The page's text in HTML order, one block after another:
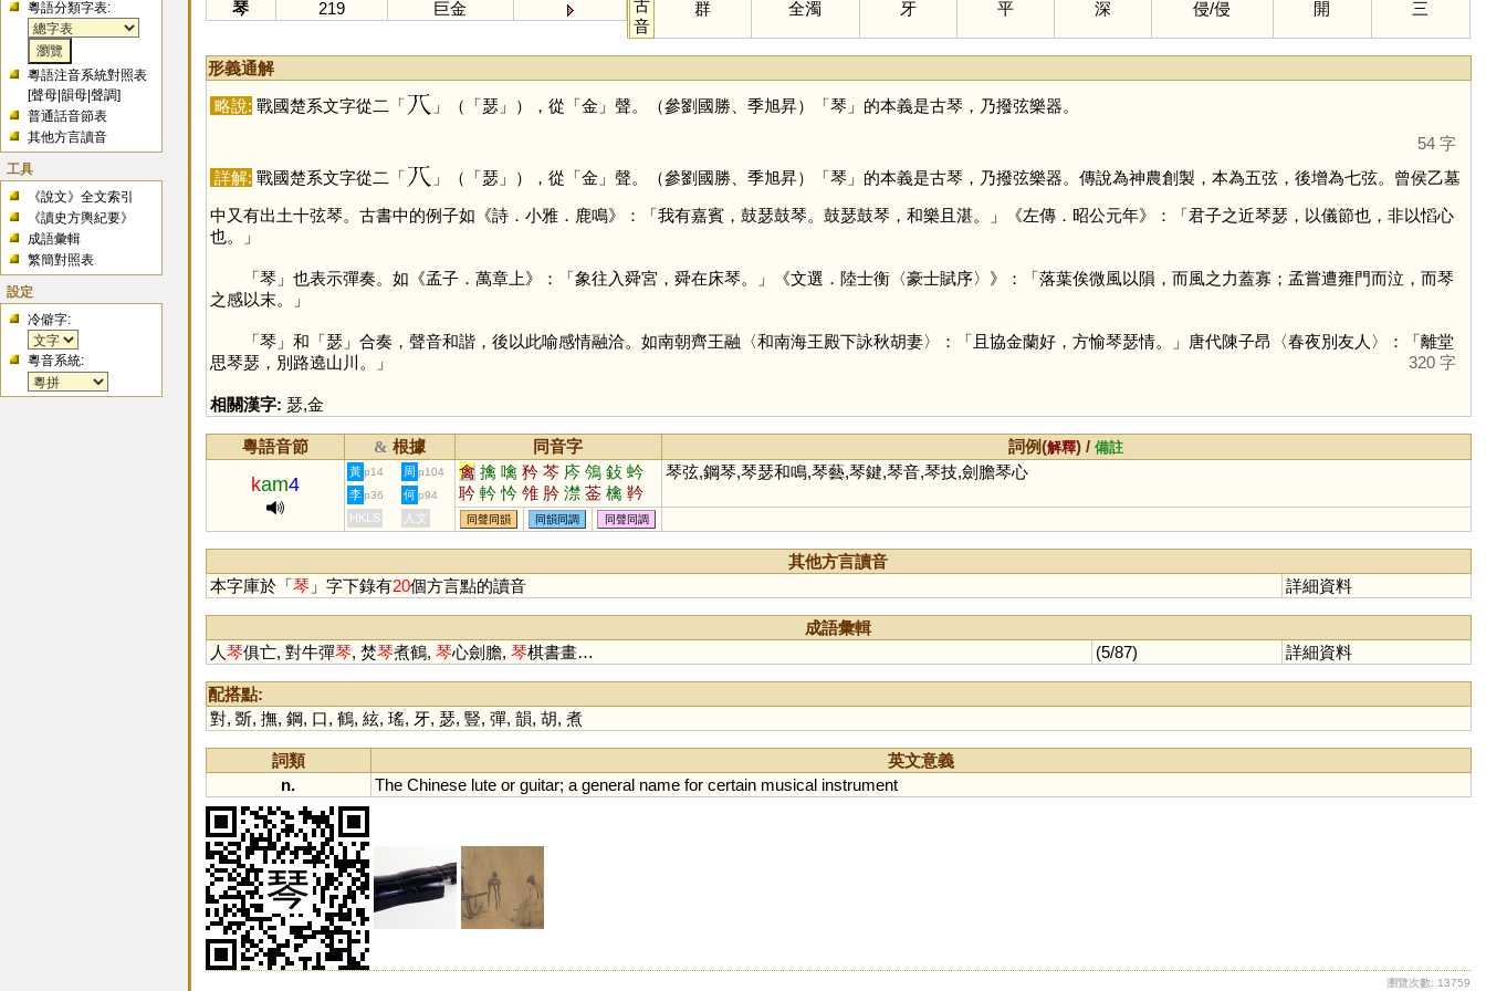
粵語分類字表:
粵語注音系統對照表
[聲母 |韻母 |聲調]
普通話音節表
其他方言讀音
工具
《說文》全文索引
《讀史方輿紀要》
成語彙輯
繁簡對照表
設定
冷僻字:
粵音系統:
琴 219 巨金
古
音
群 全濁 牙 平 深 侵/侵 開 三
形義通解
略說: 戰國楚系文字從二「 」（「瑟 」），從「金 」聲。（參劉國勝、季旭昇）「琴 」的本義是古琴，乃撥弦樂器。
54 字
詳解: 戰國楚系文字從二「 」（「瑟 」），從「金 」聲。（參劉國勝、季旭昇）「琴 」的本義是古琴，乃撥弦樂器。傳說為神農創製，本為五弦，後增為七弦。曾侯乙墓
中又有出土十弦琴。古書中的例子如《詩．小雅．鹿鳴》：「我有嘉賓，鼓瑟鼓琴。鼓瑟鼓琴，和樂且湛。」《左傳．昭公元年》：「君子之近琴瑟，以儀節也，非以慆心
也。」
「琴 」也表示彈奏。如《孟子．萬章上》：「象往入舜宮，舜在床琴。」《文選．陸士衡〈豪士賦序〉》：「落葉俟微風以隕，而風之力蓋寡；孟嘗遭雍門而泣，而琴
之感以末。」
「琴 」和「瑟 」合奏，聲音和諧，後以此喻感情融洽。如南朝齊王融〈和南海王殿下詠秋胡妻〉：「且協金蘭好，方愉琴瑟情。」唐代陳子昂〈春夜別友人〉：「離堂
思琴瑟，別路遶山川。」
320 字
相關漢字: 瑟,金
粵語音節 & 根據 同音字 詞例(解釋) /備註
kam4
黃 p14 周 p104 禽 擒 噙 矜 芩 庈 鳹 鈙 蚙
耹 軡 忴 雂 肣 澿 菳 檎 靲
琴弦,鋼琴,琴瑟和鳴,琴藝,琴鍵,琴音,琴技,劍膽琴心
李 p36 何 p94
HKLS 人文 同聲同韻 同韻同調 同聲同調
其他方言讀音
本字庫於「琴 」字下錄有20個方言點的讀音 詳細資料
成語彙輯
人琴俱亡, 對牛彈琴, 焚琴煮鶴, 琴心劍膽, 琴棋書畫… (5/87) 詳細資料
配搭點:
對, 斲, 撫, 鋼, 口, 鶴, 絃, 瑤, 牙, 瑟, 豎, 彈, 韻, 胡, 煮
詞類
英文意義
n.
The Chinese lute or guitar; a general name for certain musical instrument
瀏覽次數: 13759